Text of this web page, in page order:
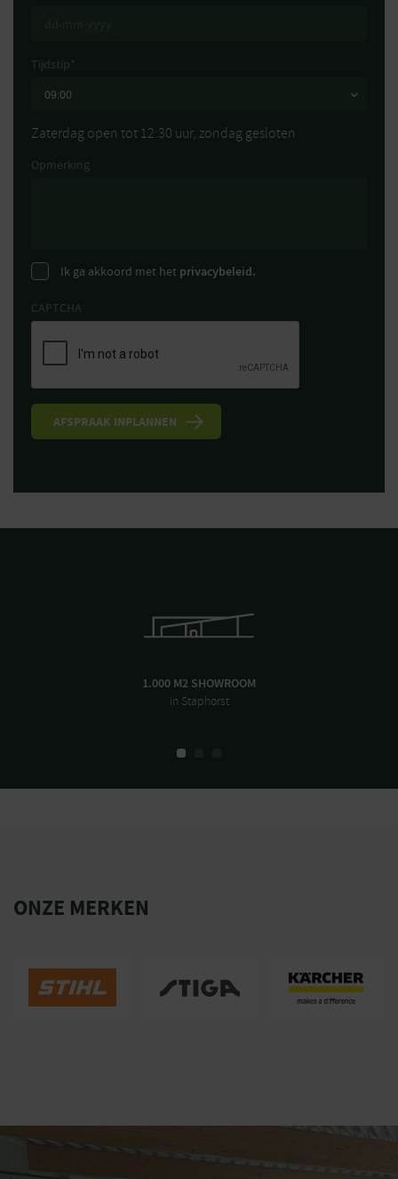
Tijdstip*
Zaterdag open tot 12:30 uur, zondag gesloten
Opmerking
Ik ga akkoord met het privacybeleid.
CAPTCHA
1.000 M2 SHOWROOM
in Staphorst
ONZE MERKEN